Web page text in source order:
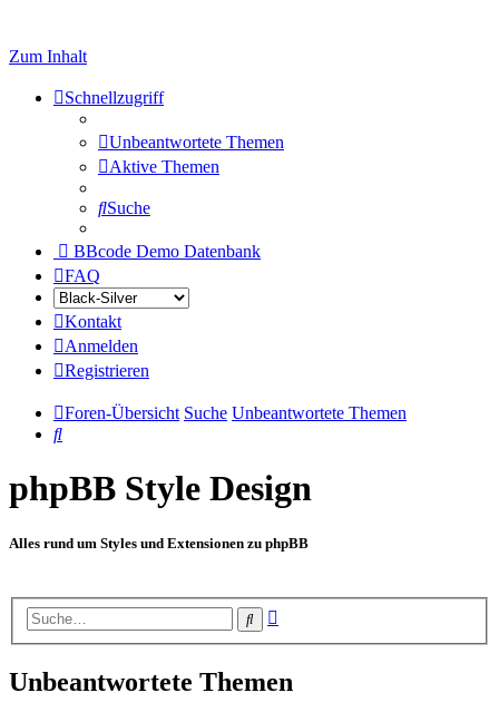
Zum Inhalt
Schnellzugriff
Unbeantwortete Themen
Aktive Themen
Suche
BBcode Demo Datenbank
FAQ
Kontakt
Anmelden
Registrieren
Foren-Übersicht Suche Unbeantwortete Themen
Suche
phpBB Style Design
Alles rund um Styles und Extensionen zu phpBB
Suche
Unbeantwortete Themen